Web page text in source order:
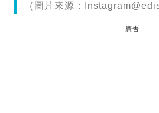
（圖片來源：
廣告